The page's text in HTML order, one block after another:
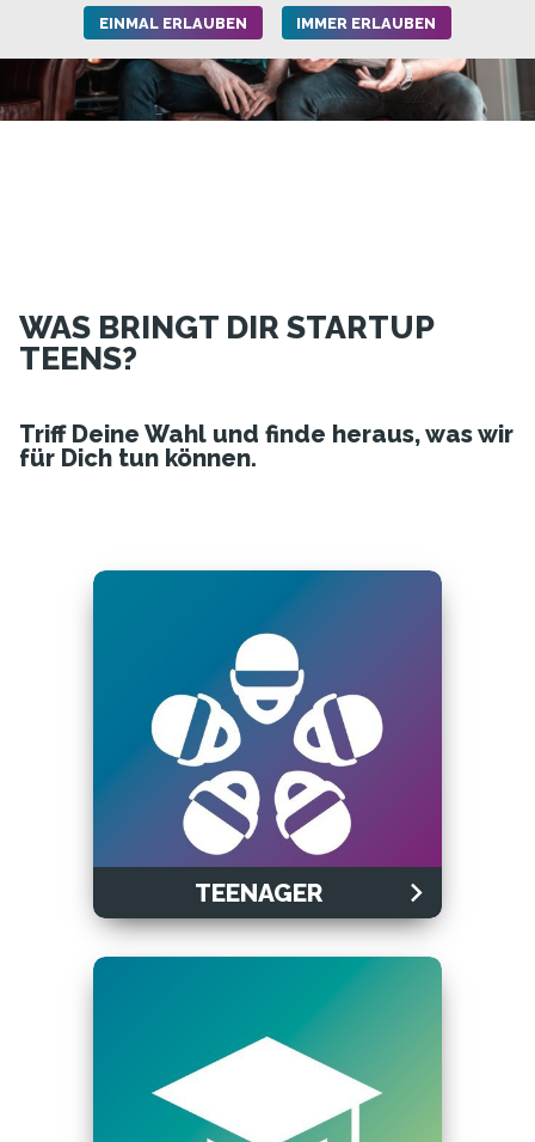
EINMAL ERLAUBEN IMMER ERLAUBEN
WAS BRINGT DIR STARTUP
TEENS?
Triff Deine Wahl und finde heraus, was wir
für Dich tun können.
TEENAGER